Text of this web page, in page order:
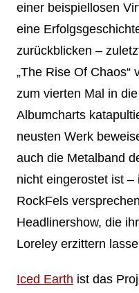
einer beispiellosen
eine
zurückblicken –
„The Rise Of Chaos“
zum vierten Mal in
Albumcharts
neusten Werk
auch die Metalband
nicht eingerostet ist
RockFels versprechen
Headlinershow, die
Loreley erzittern
Iced Earth ist das